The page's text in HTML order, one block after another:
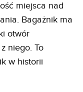
miejsca nad
Bagażnik ma
otwór
niego. To
w historii